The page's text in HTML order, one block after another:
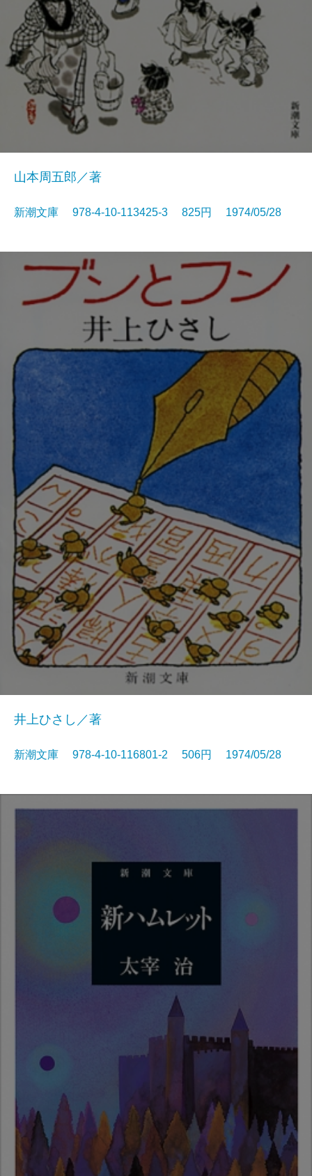
山本周五郎／著
新潮文庫 978-4-10-113425-3 825円 1974/05/28
井上ひさし／著
新潮文庫 978-4-10-116801-2 506円 1974/05/28